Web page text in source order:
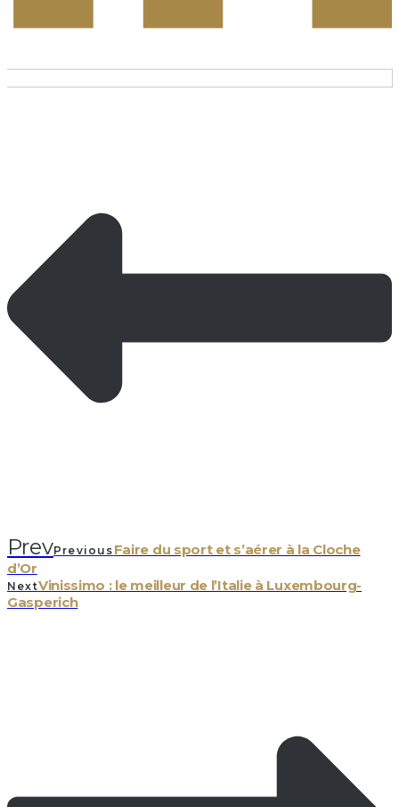
PrevPrevious Faire du sport et s’aérer à la Cloche
d’Or
NextVinissimo : le meilleur de l’Italie à Luxembourg-
Gasperich